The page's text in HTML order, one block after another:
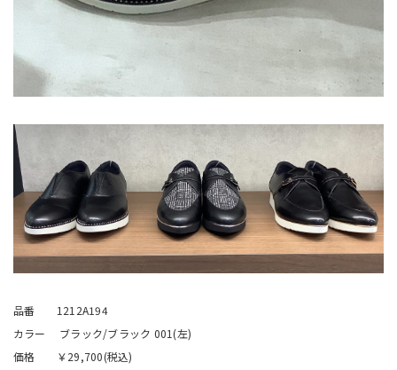
品番 1212A194
カラー ブラック/ブラック 001(左)
価格 ￥29,700(税込)